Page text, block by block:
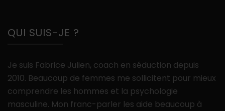
QUI SUIS-JE ?
Je suis Fabrice Julien, coach en séduction depuis
2010. Beaucoup de femmes me sollicitent pour mieux
comprendre les hommes et la psychologie
masculine. Mon franc-parler les aide beaucoup à